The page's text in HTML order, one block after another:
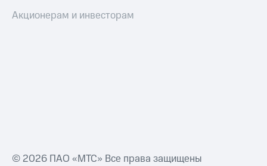
Акционерам и инвесторам
© 2026 ПАО «МТС» Все права защищены